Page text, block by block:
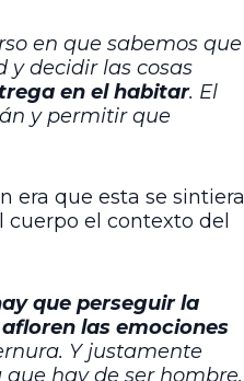
en que sabemos que
y decidir las cosas
en el habitar. El
y permitir que
era que esta se sintiera
cuerpo el contexto del
que perseguir la
las emociones
Y justamente
hay de ser hombre,